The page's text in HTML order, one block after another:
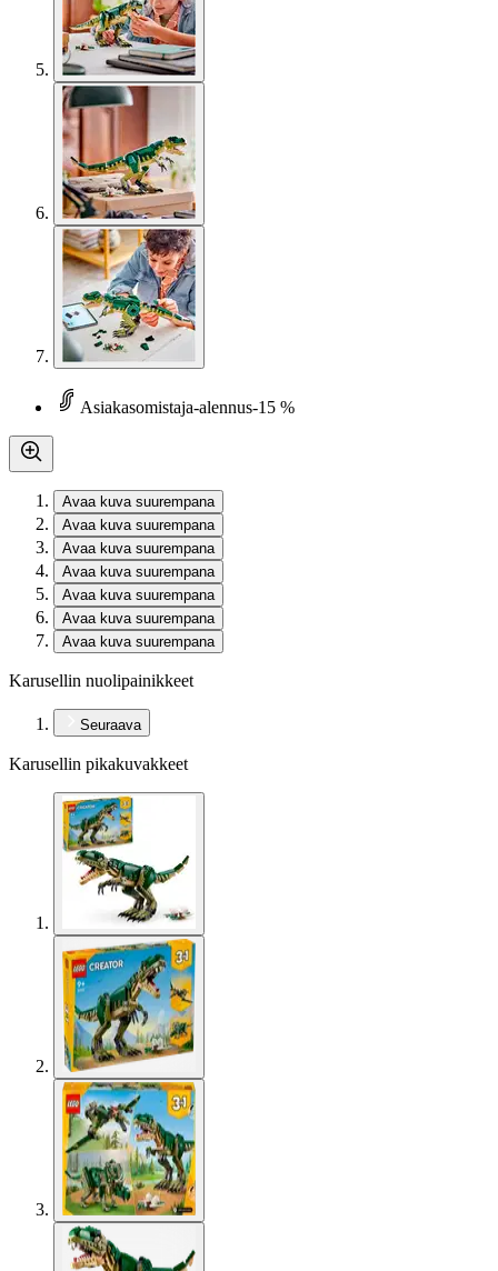
Asiakasomistaja-alennus-15 %
Avaa kuva suurempana
Avaa kuva suurempana
Avaa kuva suurempana
Avaa kuva suurempana
Avaa kuva suurempana
Avaa kuva suurempana
Avaa kuva suurempana
Karusellin nuolipainikkeet
Seuraava
Karusellin pikakuvakkeet